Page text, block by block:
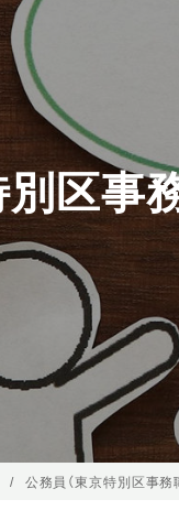
区事
公務員（東京特別区事務